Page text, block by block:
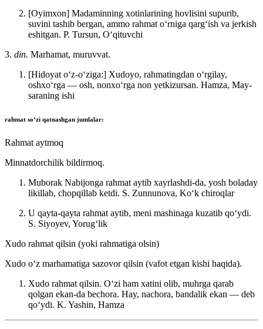
[Oyimxon] Madaminning xotinlarining hovlisini supurib,
suvini tashib bergan, ammo rahmat oʻrniga qargʻish va jerkish
eshitgan. P. Tursun, Oʻqituvchi
3. din. Marhamat, muruvvat.
[Hidoyat oʻz-oʻziga:] Xudoyo, rahmatingdan oʻrgilay,
oshxoʻrga — osh, nonxoʻrga non yetkizursan. Hamza, May-
saraning ishi
rahmat soʻzi qatnashgan jumlalar:
Rahmat aytmoq
Minnatdorchilik bildirmoq.
Muborak Nabijonga rahmat aytib xayrlashdi-da, yosh boladay
likillab, chopqillab ketdi. S. Zunnunova, Koʻk chiroqlar
U qayta-qayta rahmat aytib, meni mashinaga kuzatib qoʻydi.
S. Siyoyev, Yorugʻlik
Xudo rahmat qilsin (yoki rahmatiga olsin)
Xudo oʻz marhamatiga sazovor qilsin (vafot etgan kishi haqida).
Xudo rahmat qilsin. Oʻzi ham xatini olib, muhrga qarab
qolgan ekan-da bechora. Hay, nachora, bandalik ekan — deb
qoʻydi. K. Yashin, Hamza